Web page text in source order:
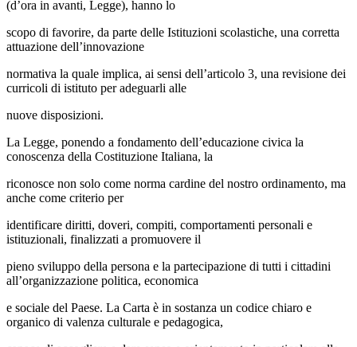
(d’ora in avanti, Legge), hanno lo
scopo di favorire, da parte delle Istituzioni scolastiche, una corretta
attuazione dell’innovazione
normativa la quale implica, ai sensi dell’articolo 3, una revisione dei
curricoli di istituto per adeguarli alle
nuove disposizioni.
La Legge, ponendo a fondamento dell’educazione civica la
conoscenza della Costituzione Italiana, la
riconosce non solo come norma cardine del nostro ordinamento, ma
anche come criterio per
identificare diritti, doveri, compiti, comportamenti personali e
istituzionali, finalizzati a promuovere il
pieno sviluppo della persona e la partecipazione di tutti i cittadini
all’organizzazione politica, economica
e sociale del Paese. La Carta è in sostanza un codice chiaro e
organico di valenza culturale e pedagogica,